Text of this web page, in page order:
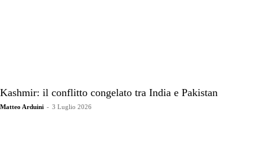
Kashmir: il conflitto congelato tra India e Pakistan
Matteo Arduini - 3 Luglio 2026